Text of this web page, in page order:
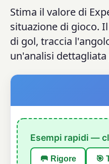
Stima il valore di
situazione di gioco.
di gol, traccia
un'analisi
Esempi rapidi —
🥅 Rigore 🎯